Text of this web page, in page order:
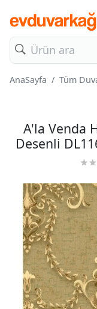
AnaSayfa Tüm
A'la Venda
Desenli